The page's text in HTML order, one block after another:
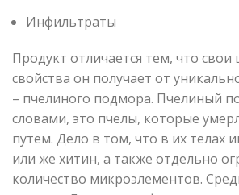
Инфильтраты
Продукт отличается тем, что
свойства он получает от
– пчелиного подмора. Пчелиный
словами, это пчелы, которые
путем. Дело в том, что в их телах
или же хитин, а также отдельно
количество микроэлементов.